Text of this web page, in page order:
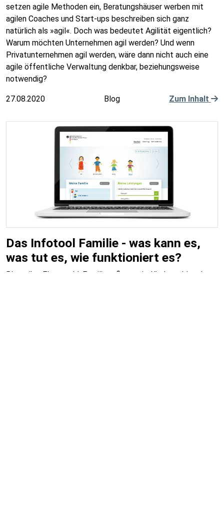
setzen agile Methoden ein, Beratungshäuser werben mit
agilen Coaches und Start-ups beschreiben sich ganz
natürlich als »agil«. Doch was bedeutet Agilität eigentlich?
Warum möchten Unternehmen agil werden? Und wenn
Privatunternehmen agil werden, wäre dann nicht auch eine
agile öffentliche Verwaltung denkbar, beziehungsweise
notwendig?
27.08.2020 Blog Zum Inhalt
Das Infotool Familie - was kann es,
was tut es, wie funktioniert es?
Blogreihe: Elterngeld, Familienpflegezeit, Kindergeld und